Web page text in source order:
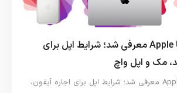
برنامه Apple Upgrade معرفی شد؛ شرایط اپل برای
مک و اپل واچ
برنامه Apple Upgrade معرفی شد؛ شرایط اپل برای اجاره آیفون،